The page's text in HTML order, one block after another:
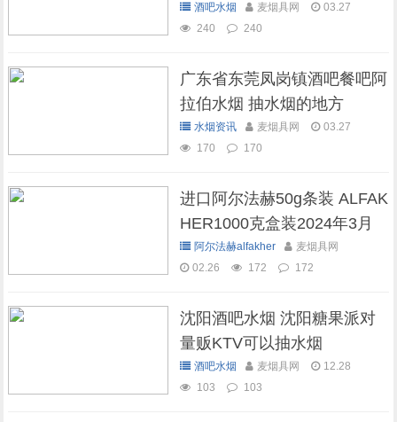
酒吧水烟 麦烟具网
03.27
240
240
广东省东莞凤岗镇酒吧餐吧阿
拉伯水烟 抽水烟的地方
水烟资讯 麦烟具网
03.27
170
170
进口阿尔法赫50g条装 ALFAK
HER1000克盒装2024年3月
现货库存
阿尔法赫alfakher
麦烟具网
02.26
172 172
沈阳酒吧水烟 沈阳糖果派对
量贩KTV可以抽水烟
酒吧水烟 麦烟具网
12.28
103
103